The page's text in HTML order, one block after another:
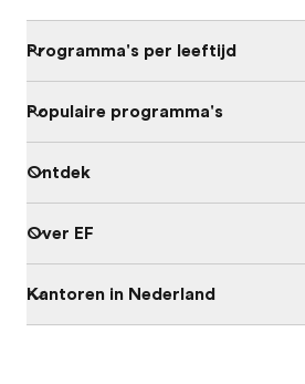
Programma's per leeftijd
Populaire programma's
Ontdek
Over EF
Kantoren in Nederland